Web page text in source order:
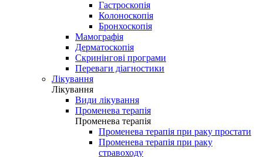
Гастроскопія
Колоноскопія
Бронхоскопія
Мамографія
Дерматоскопія
Скринінгові програми
Переваги діагностики
Лікування
Лікування
Види лікування
Променева терапія
Променева терапія
Променева терапія при раку простати
Променева терапія при раку
стравоходу